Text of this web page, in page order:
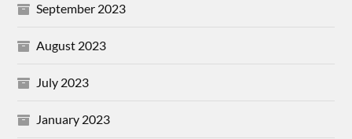
September 2023
August 2023
July 2023
January 2023